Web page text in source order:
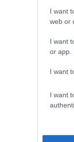
I want
web or
I want
or app.
I want
I want